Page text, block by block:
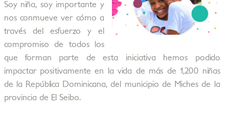
Soy niña, soy importante y
nos conmueve ver cómo a
través del esfuerzo y el
compromiso de todos los
que forman parte de esta iniciativa hemos podido
impactar positivamente en la vida de más de 1,200 niñas
de la República Dominicana, del municipio de Miches de la
provincia de El Seibo.